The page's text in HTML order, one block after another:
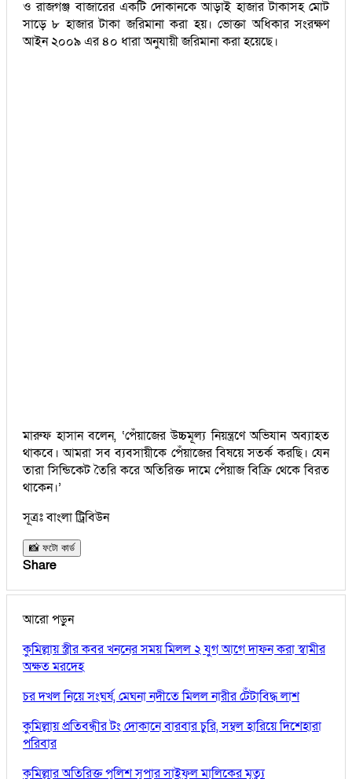
ও রাজগঞ্জ বাজারের একটি দোকানকে আড়াই হাজার টাকাসহ মোট
সাড়ে ৮ হাজার টাকা জরিমানা করা হয়। ভোক্তা অধিকার সংরক্ষণ
আইন ২০০৯ এর ৪০ ধারা অনুযায়ী জরিমানা করা হয়েছে।
মারুফ হাসান বলেন, ‘পেঁয়াজের উচ্চমূল্য নিয়ন্ত্রণে অভিযান অব্যাহত
থাকবে। আমরা সব ব্যবসায়ীকে পেঁয়াজের বিষয়ে সতর্ক করছি। যেন
তারা সিন্ডিকেট তৈরি করে অতিরিক্ত দামে পেঁয়াজ বিক্রি থেকে বিরত
থাকেন।’
সূত্রঃ বাংলা ট্রিবিউন
📸 ফটো কার্ড
Share
আরো পড়ুন
কুমিল্লায় স্ত্রীর কবর খননের সময় মিলল ২ যুগ আগে দাফন করা স্বামীর
অক্ষত মরদেহ
চর দখল নিয়ে সংঘর্ষ, মেঘনা নদীতে মিলল নারীর টেঁটাবিদ্ধ লাশ
কুমিল্লায় প্রতিবন্ধীর টং দোকানে বারবার চুরি, সম্বল হারিয়ে দিশেহারা
পরিবার
কুমিল্লার অতিরিক্ত পুলিশ সুপার সাইফুল মালিকের মৃত্যু